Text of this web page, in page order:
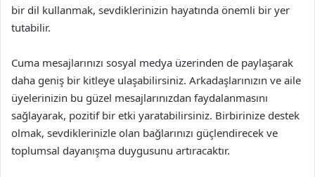
bir dil kullanmak, sevdiklerinizin hayatında önemli bir yer
tutabilir.
Cuma mesajlarınızı sosyal medya üzerinden de paylaşarak
daha geniş bir kitleye ulaşabilirsiniz. Arkadaşlarınızın ve aile
üyelerinizin bu güzel mesajlarınızdan faydalanmasını
sağlayarak, pozitif bir etki yaratabilirsiniz. Birbirinize destek
olmak, sevdiklerinizle olan bağlarınızı güçlendirecek ve
toplumsal dayanışma duygusunu artıracaktır.